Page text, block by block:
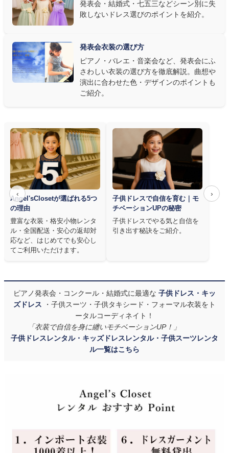
発表会ドレス選びで見落とされがちなのが"動きやすさ"です。ピ
アノならペダル操作を妨げない丈感、バイオリンなら弓を動かす
右腕のゆとり、管楽器なら胸元の締め付けがないこと——演奏の
質は衣装で変わります。Angel's Closetのレンタル衣装は、元ピ
アノ教師の店長が発表会・コンクールでのご使用を前提に厳選し
た商品
を多数ご用意しています。
発表会・結婚式・七五三などシーン別に失
敗しないドレス選びのポイントを紹介。
発表会衣装の選び方
ピアノ・バレエ・音楽会など、発表会にふ
さわしい衣装の選び方を徹底解説。曲想や
演出に合わせた色・デザインのポイントも
ご紹介。
‹ ›
Angel'sClosetが選ばれる5つ
の理由
豊富な衣装・格安小物レンタ
ル・全国配送・安心の返却対
応など、はじめてでも安心し
てご利用いただけます。
子供ドレスで自信を育む｜モ
チベーションUPの秘密
子供ドレスでやる気と自信を
引き出す秘訣をご紹介。
ピアノ発表会・コンクール・結婚式に最適な 子供ドレス・キッ
ズドレス
・子供スーツ・子供タキシード・フォーマル衣装をト
ータルコーディネイト！
「衣装で自信を身に纏いモチベーションUP！」
子供ドレスレンタル・キッズドレスレンタル・子供スーツレンタ
ル一覧はこちら